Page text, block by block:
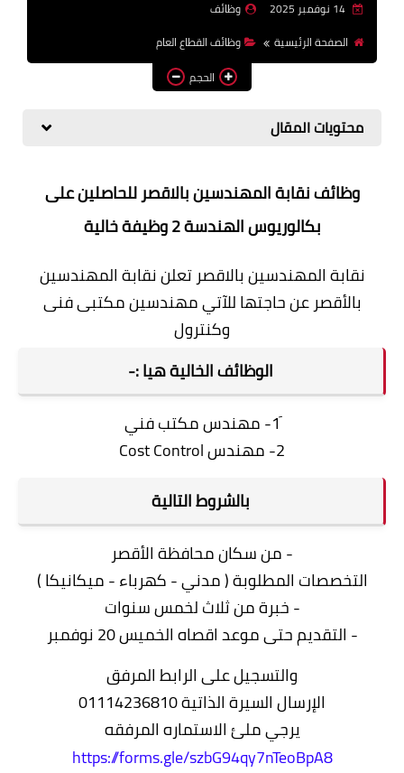
بالجامعات والمعاهد
اخبار
14 نوفمبر 2025
وظائف
الصفحة الرئيسية
وظائف القطاع العام
الحجم
محتويات المقال
وظائف نقابة المهندسين بالاقصر للحاصلين على
بكالوريوس الهندسة 2 وظيفة خالية
نقابة المهندسين بالاقصر تعلن نقابة المهندسين
بالأقصر عن حاجتها للآتي مهندسين مكتبى فنى
وكنترول
الوظائف الخالية هيا :-
َ1- مهندس مكتب فني
2- مهندس Cost Control
بالشروط التالية
- من سكان محافظة الأقصر
التخصصات المطلوبة ( مدني - كهرباء - ميكانيكا )
- خبرة من ثلاث لخمس سنوات
- التقديم حتى موعد اقصاه الخميس 20 نوفمبر
والتسجيل على الرابط المرفق
الإرسال السيرة الذاتية 01114236810
يرجي ملئ الاستماره المرفقه
https://forms.gle/szbG94qy7nTeoBpA8